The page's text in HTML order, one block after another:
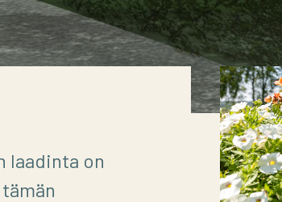
laadinta on